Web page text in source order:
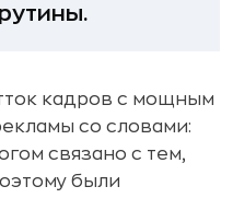
кадров с мощным
со словами:
связано с тем,
были